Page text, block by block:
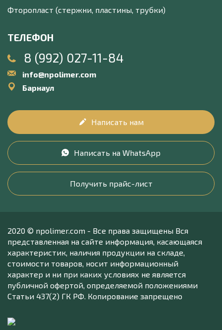
Фторопласт (стержни, пластины, трубки)
ТЕЛЕФОН
8 (992) 027-11-84
info@npolimer.com
Барнаул
Написать нам
Написать на WhatsApp
Получить прайс-лист
2020 © npolimer.com - Все права защищены Вся
представленная на сайте информация, касающаяся
характеристик, наличия продукции на складе,
стоимости товаров, носит информационный
характер и ни при каких условиях не является
публичной офертой, определяемой положениями
Статьи 437(2) ГК РФ. Копирование запрещено